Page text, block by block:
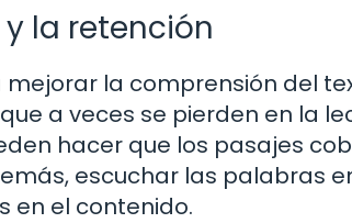
la retención
la comprensión del
a veces se pierden en la
hacer que los pasajes
escuchar las palabras
en el contenido.